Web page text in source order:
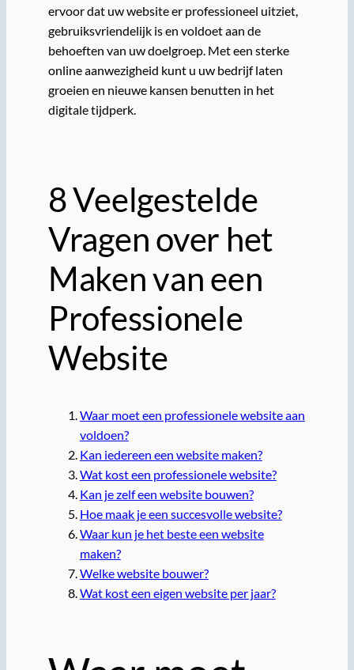
ervoor dat uw website er professioneel uitziet,
gebruiksvriendelijk is en voldoet aan de
behoeften van uw doelgroep. Met een sterke
online aanwezigheid kunt u uw bedrijf laten
groeien en nieuwe kansen benutten in het
digitale tijdperk.
8 Veelgestelde
Vragen over het
Maken van een
Professionele
Website
Waar moet een professionele website aan
voldoen?
Kan iedereen een website maken?
Wat kost een professionele website?
Kan je zelf een website bouwen?
Hoe maak je een succesvolle website?
Waar kun je het beste een website
maken?
Welke website bouwer?
Wat kost een eigen website per jaar?